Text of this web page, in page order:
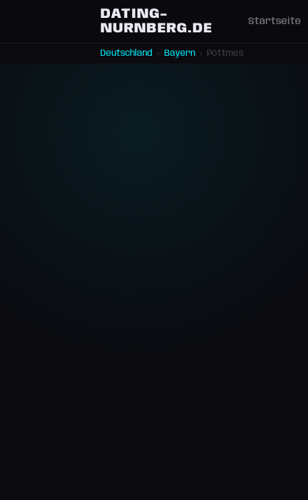
DATING-
NURNBERG.DE
Startseite
Deutschland › Bayern › Pöttmes